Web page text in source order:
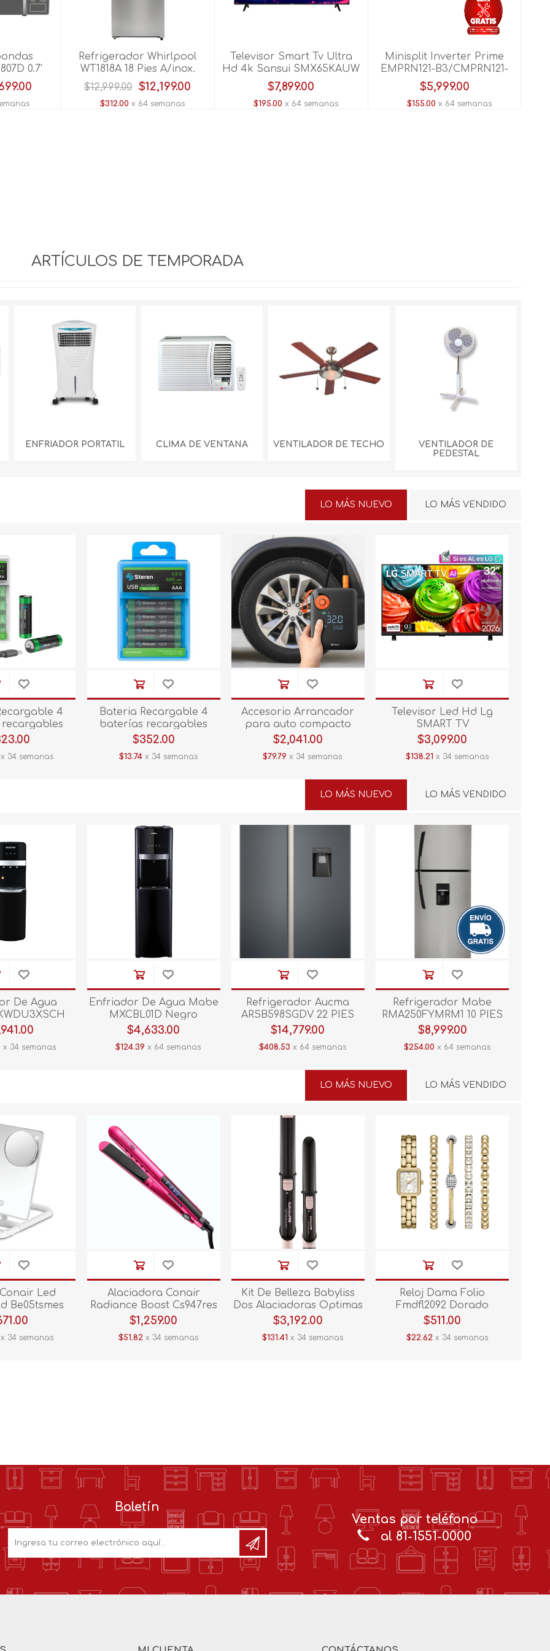
Maquina para cabello
Kit barber
Batidor
Olla de coccion lenta
0.7'
Refrigerador Whirlpool
WT1818A 18 Pies A/inox.
$12,999.00
$12,199.00
$312.00 x 64 semanas
Televisor Smart Tv Ultra
Hd 4k Sansui SMX65KAUW
65"
$7,899.00
$195.00 x 64 semanas
Minisplit Inverter Prime
EMPRN121-B3/CMPRN121-
B3 1 TON 110V C/CALEF
Blanco
$5,999.00
$155.00 x 64 semanas
ARTÍCULOS DE TEMPORADA
ENFRIADOR PORTATIL CLIMA DE VENTANA VENTILADOR DE TECHO
VENTILADOR DE
PEDESTAL
LO MÁS NUEVO LO MÁS VENDIDO
4
tipo AA, de
USB
x 34 semanas
Bateria Recargable 4
baterías recargables
USB Li-Ion tipo AAA, de
USB
$352.00
$13.74x 34 semanas
Accesorio Arrancador
para auto compacto
inflador de llantas, power
CAR
$2,041.00
$79.79 x 34 semanas
Televisor Led Hd Lg
SMART TV
32LB660BPSB.AWM 32"
$3,099.00
$138.21 x 34 semanas
LO MÁS NUEVO LO MÁS VENDIDO
De Agua
x 34 semanas
Enfriador De Agua Mabe
MXCBL01D Negro
$4,633.00
$124.39 x 64 semanas
Refrigerador Aucma
ARSB598SGDV 22 PIES
Grey
$14,779.00
$408.53 x 64 semanas
Refrigerador Mabe
RMA250FYMRM1 10 PIES
Inox
$8,999.00
$254.00 x 64 semanas
LO MÁS NUEVO LO MÁS VENDIDO
Led
Be05tsmes
x 34 semanas
Alaciadora Conair
Radiance Boost Cs947res
Pink
$1,259.00
$51.82x 34 semanas
Kit De Belleza Babyliss
Dos Alaciadoras Optimas
Babsspk2es Sugar Pink
$3,192.00
$131.41 x 34 semanas
Reloj Dama Folio
Fmdfl2092 Dorado
$511.00
$22.62x 34 semanas
Boletín
Ventas por teléfono
al 81-1551-0000